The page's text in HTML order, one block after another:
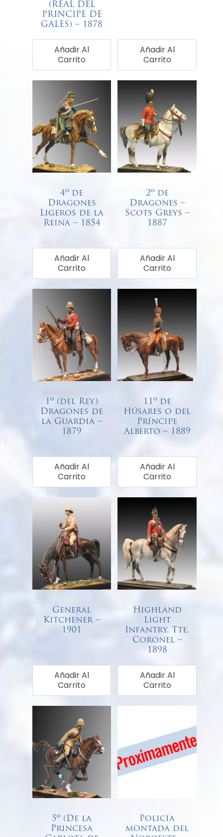
(REAL DEL
PRINCIPE DE
GALES) – 1878
€68,00
Añadir Al
Carrito
Añadir Al
Carrito
4º de
Dragones
Ligeros de la
Reina – 1854
Añadir Al
Carrito
2º de
Dragones –
Scots Greys –
1887
Añadir Al
Carrito
1º (del Rey)
Dragones de
la Guardia –
1879
Añadir Al
Carrito
11º de
Húsares o del
Príncipe
Alberto – 1889
Añadir Al
Carrito
General
Kitchener –
1901
Añadir Al
Carrito
Highland
Light
Infantry. Tte.
Coronel –
1898
€68,00
Añadir Al
Carrito
5º (De la
Princesa
Policía
montada del